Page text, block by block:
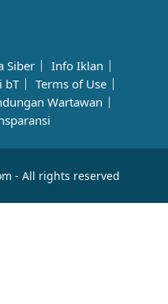
Siber
Info Iklan
bT
Terms of Use
Wartawan
- All rights reserved